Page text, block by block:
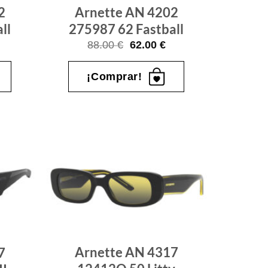
Arnette AN 4202
275987 62 Fastball
88.00€ El
original
era:
88.00 €.
62.00 €El
actual
es:
62.00 €.
¡Comprar!
Gafas
de sol
que
de sol
que
quiero
Arnette AN 4317